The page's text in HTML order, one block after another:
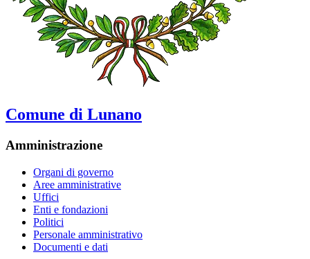
Comune di Lunano
Amministrazione
Organi di governo
Aree amministrative
Uffici
Enti e fondazioni
Politici
Personale amministrativo
Documenti e dati